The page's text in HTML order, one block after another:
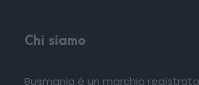
Chi siamo
Busmania è un marchio